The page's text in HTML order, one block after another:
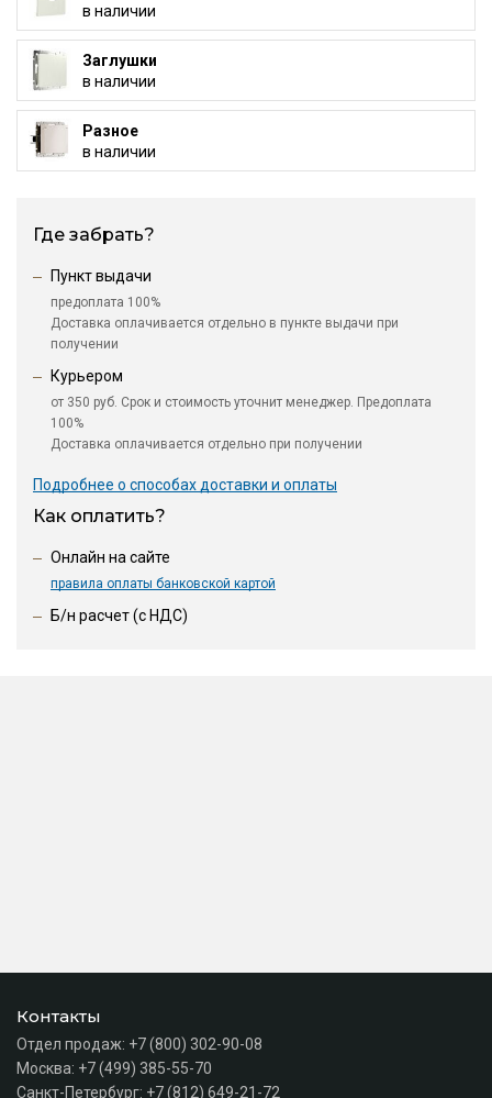
в наличии
Заглушки
в наличии
Разное
в наличии
Где забрать?
Пункт выдачи
предоплата 100%
Доставка оплачивается отдельно в пункте выдачи при
получении
Курьером
от 350 руб. Срок и стоимость уточнит менеджер. Предоплата
100%
Доставка оплачивается отдельно при получении
Подробнее о способах доставки и оплаты
Как оплатить?
Онлайн на сайте
правила оплаты банковской картой
Б/н расчет (c НДС)
Контакты
Отдел продаж: +7 (800) 302-90-08
Москва: +7 (499) 385-55-70
Санкт-Петербург: +7 (812) 649-21-72